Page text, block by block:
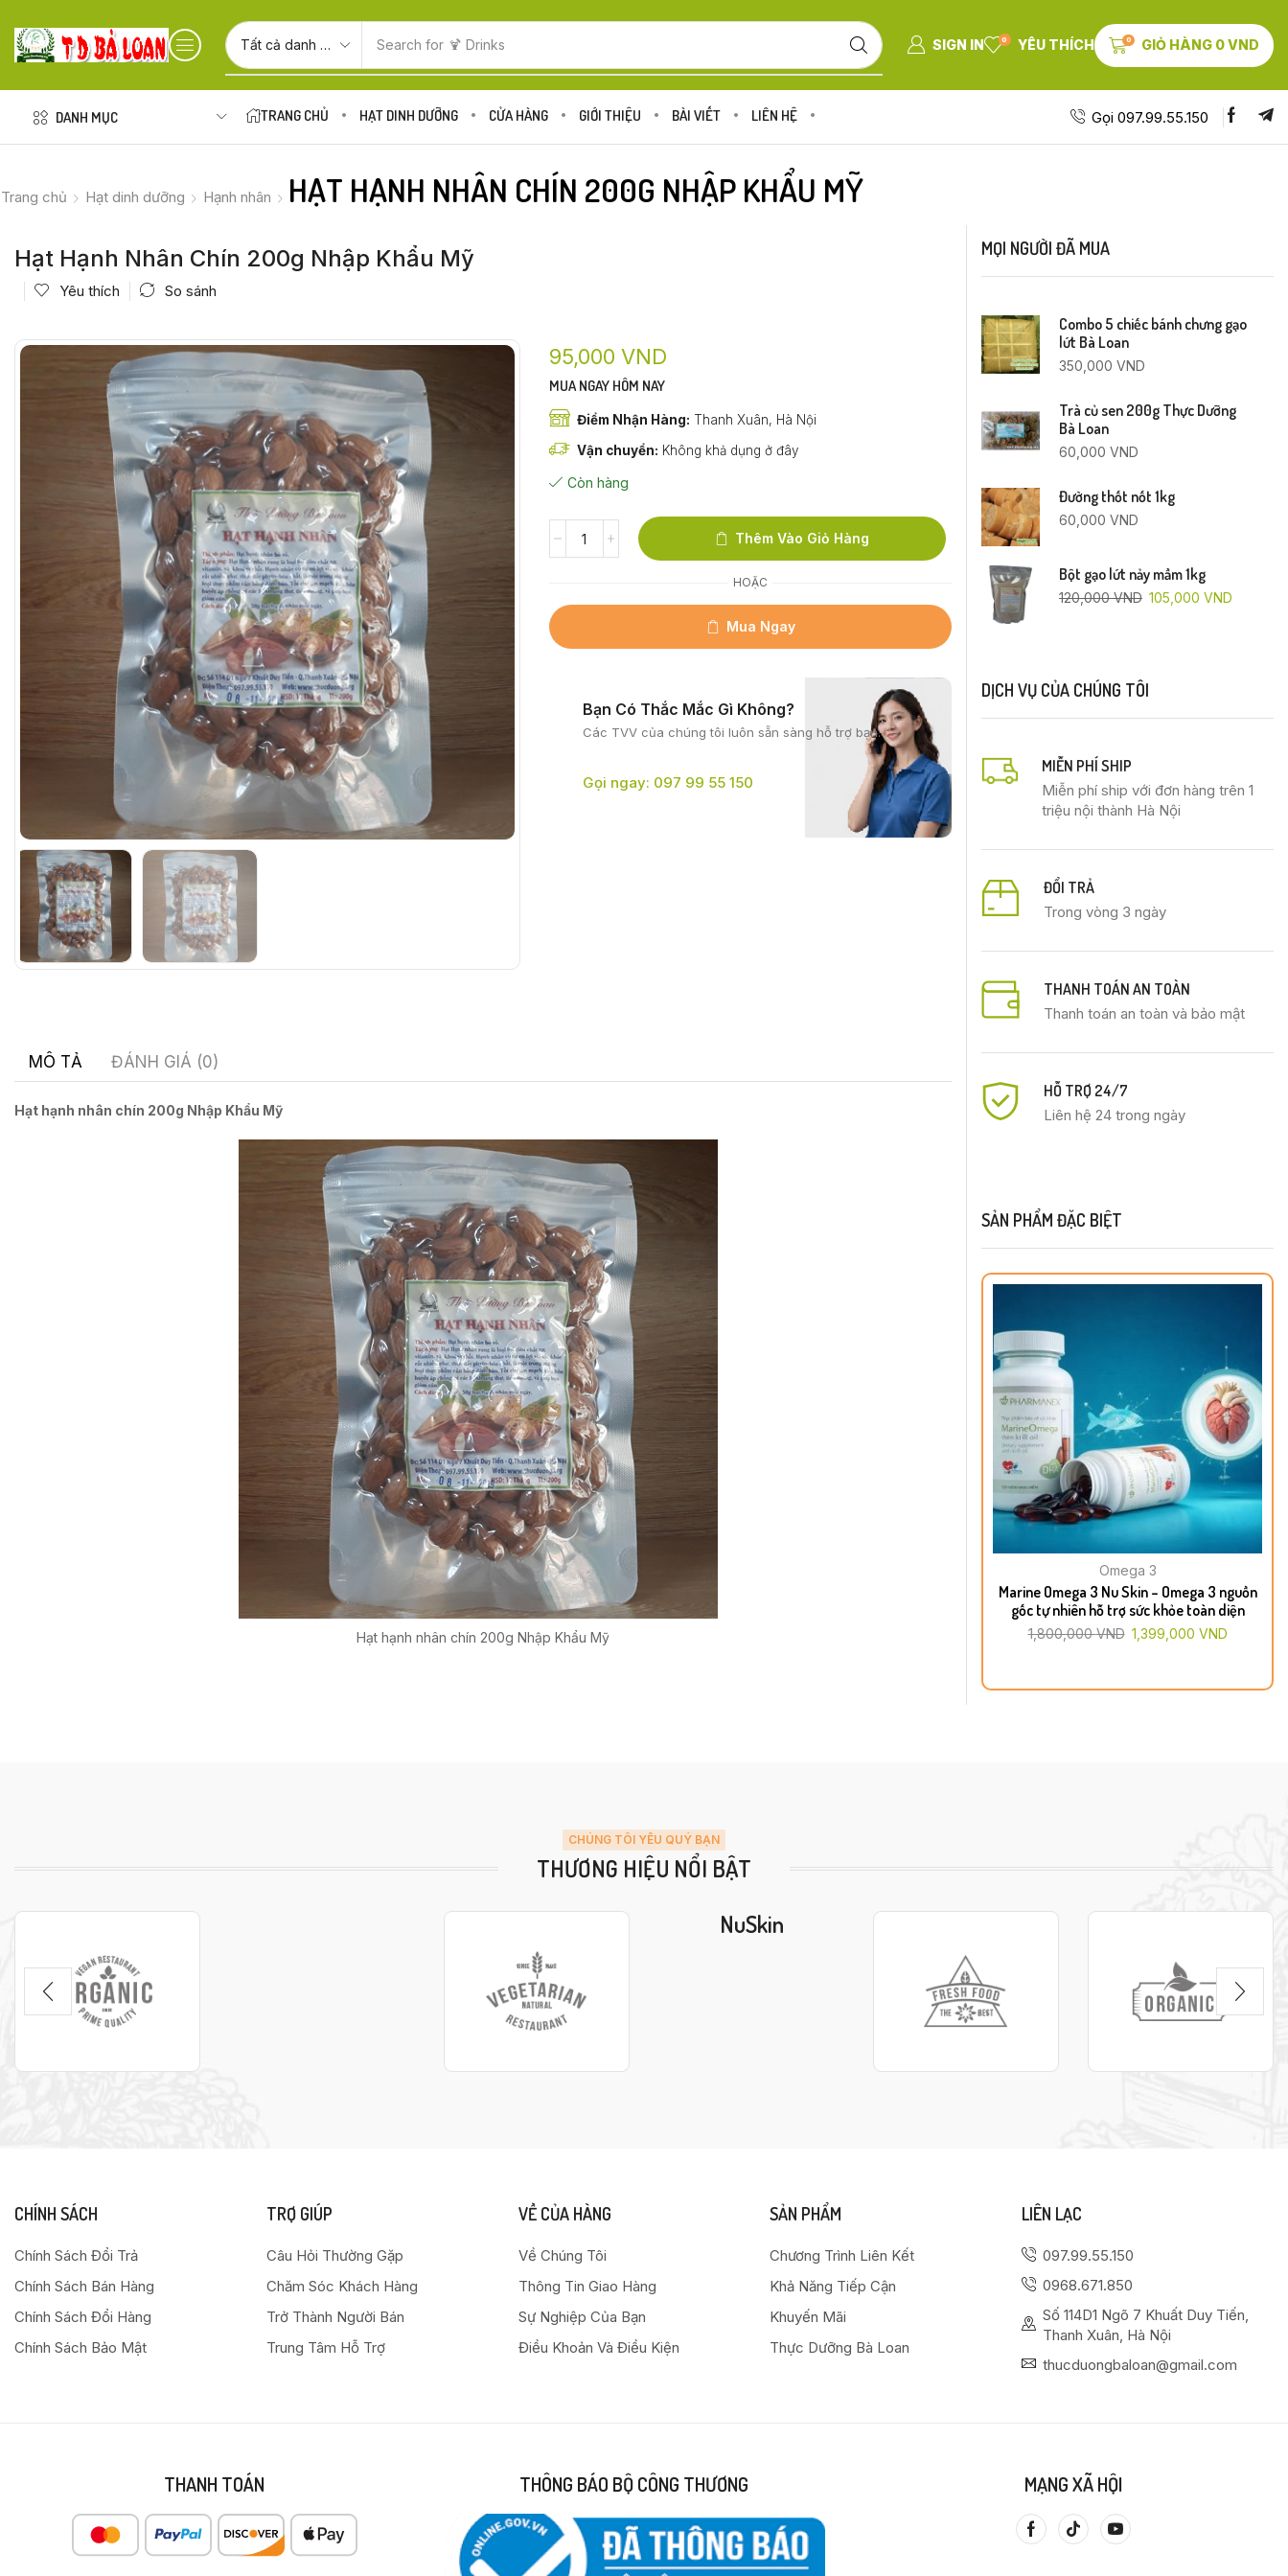
Search for 🍹 Drinks SIGN IN 0 YÊU THÍCH 0 GIỎ HÀNG 0VND
DANH MỤC TRANG CHỦ HẠT DINH DƯỠNG CỬA HÀNG GIỚI THIỆU BÀI VIẾT LIÊN HỆ Gọi 097.99.55.150
Trang chủ Hạt dinh dưỡng Hạnh nhân HẠT HẠNH NHÂN CHÍN 200G NHẬP KHẨU MỸ
Hạt Hạnh Nhân Chín 200g Nhập Khẩu Mỹ
Yêu thích So sánh
95,000VND
MUA NGAY HÔM NAY
Điểm Nhận Hàng: Thanh Xuân, Hà Nội
Vận chuyển: Không khả dụng ở đây
Còn hàng
Thêm Vào Giỏ Hàng
HOẶC
Mua Ngay
Bạn Có Thắc Mắc Gì Không?
Các TVV của chúng tôiluôn sẵn sàng hỗ trợ bạn.
Gọi ngay: 097 99 55 150
MÔ TẢ ĐÁNH GIÁ (0)
Hạt hạnh nhân chín 200g Nhập Khẩu Mỹ
Hạt hạnh nhân chín 200g Nhập Khẩu Mỹ
MỌI NGƯỜI ĐÃ MUA
Combo 5 chiếc bánh chưng gạo
lứt Bà Loan
350,000 VND
Trà củ sen 200g Thực Dưỡng
Bà Loan
60,000 VND
Đường thốt nốt 1kg
60,000 VND
Bột gạo lứt nảy mầm 1kg
120,000VND 105,000 VND
DỊCH VỤ CỦA CHÚNG TÔI
MIỄN PHÍ SHIP
Miễn phí ship với đơn hàng trên 1
triệu nội thành Hà Nội
ĐỔI TRẢ
Trong vòng 3 ngày
THANH TOÁN AN TOÀN
Thanh toán an toàn và bảo mật
HỖ TRỢ 24/7
Liên hệ 24 trong ngày
SẢN PHẨM ĐẶC BIỆT
Omega 3
Marine Omega 3 Nu Skin – Omega 3 nguồn
gốc tự nhiên hỗ trợ sức khỏe toàn diện
1,800,000VND 1,399,000 VND
CHÚNG TÔI YÊU QUÝ BẠN
THƯƠNG HIỆU NỔI BẬT
NuSkin
CHÍNH SÁCH
Chính Sách Đổi Trả
Chính Sách Bán Hàng
Chính Sách Đổi Hàng
Chính Sách Bảo Mật
TRỢ GIÚP
Câu Hỏi Thường Gặp
Chăm Sóc Khách Hàng
Trở Thành Người Bán
Trung Tâm Hỗ Trợ
VỀ CỦA HÀNG
Về Chúng Tôi
Thông Tin Giao Hàng
Sự Nghiệp Của Bạn
Điều Khoản Và Điều Kiện
SẢN PHẨM
Chương Trình Liên Kết
Khả Năng Tiếp Cận
Khuyến Mãi
Thực Dưỡng Bà Loan
LIÊN LẠC
097.99.55.150
0968.671.850
Số 114D1 Ngõ 7 Khuất Duy Tiến,
Thanh Xuân, Hà Nội
thucduongbaloan@gmail.com
THANH TOÁN THÔNG BÁO BỘ CÔNG THƯƠNG MẠNG XÃ HỘI